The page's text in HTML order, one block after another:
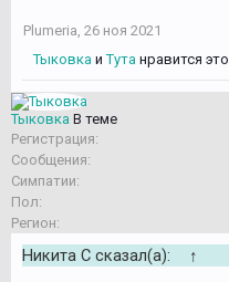
Plumeria 26 ноя 2021
Тыковка иТута нравится это.
Тыковка В теме
Регистрация:
Сообщения:
Симпатии:
Пол:
Регион:
Никита С сказал(а):
↑